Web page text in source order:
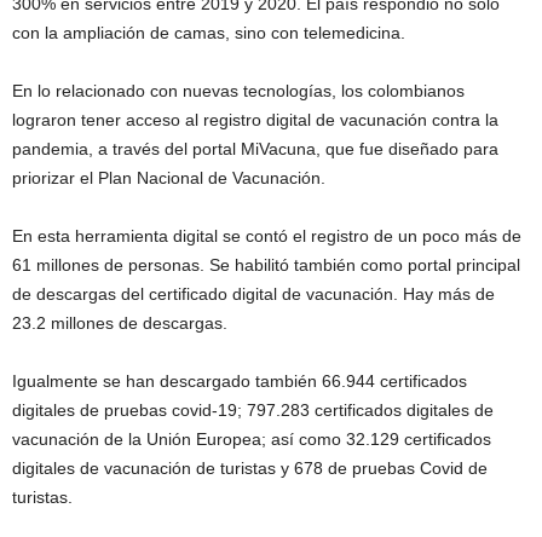
con la ampliación de camas, sino con telemedicina.
En lo relacionado con nuevas tecnologías, los colombianos
lograron tener acceso al registro digital de vacunación contra la
pandemia, a través del portal MiVacuna, que fue diseñado para
priorizar el Plan Nacional de Vacunación.
En esta herramienta digital se contó el registro de un poco más de
61 millones de personas. Se habilitó también como portal principal
de descargas del certificado digital de vacunación. Hay más de
23.2 millones de descargas.
Igualmente se han descargado también 66.944 certificados
digitales de pruebas covid-19; 797.283 certificados digitales de
vacunación de la Unión Europea; así como 32.129 certificados
digitales de vacunación de turistas y 678 de pruebas Covid de
turistas.